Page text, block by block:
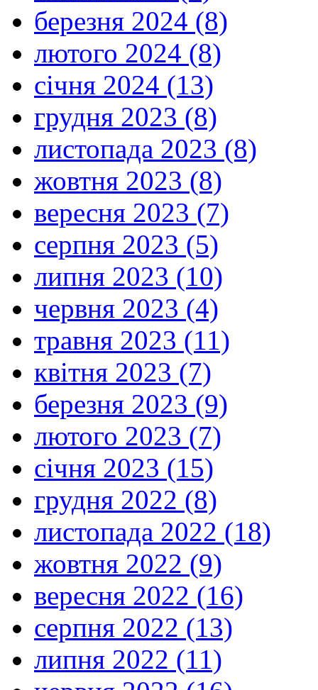
березня 2024 (8)
лютого 2024 (8)
січня 2024 (13)
грудня 2023 (8)
листопада 2023 (8)
жовтня 2023 (8)
вересня 2023 (7)
серпня 2023 (5)
липня 2023 (10)
червня 2023 (4)
травня 2023 (11)
квітня 2023 (7)
березня 2023 (9)
лютого 2023 (7)
січня 2023 (15)
грудня 2022 (8)
листопада 2022 (18)
жовтня 2022 (9)
вересня 2022 (16)
серпня 2022 (13)
липня 2022 (11)